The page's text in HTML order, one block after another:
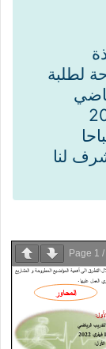
لطلبة
2022
سا صباحا
لنا
Page 1 /